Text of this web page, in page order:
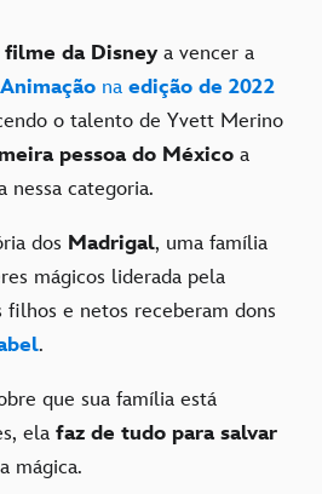
da Disney a vencer a
na edição de 2022
o talento de Yvett Merino
pessoa do México a
nessa categoria.
dos Madrigal, uma família
mágicos liderada pela
filhos e netos receberam dons
.
que sua família está
ela faz de tudo para salvar
mágica.